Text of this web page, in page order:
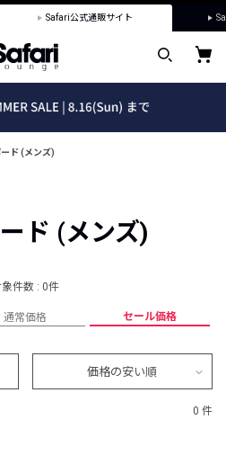
Safari公式通販サイト
ド (メンズ)
ド (メンズ)
件数 : 0件
通常価格 セール価格
価格の安い順
0 件